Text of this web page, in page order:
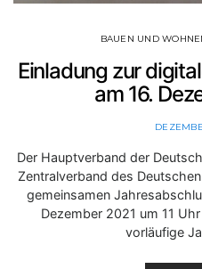
BAUEN UND
Einladung zur
am 16.
Der Hauptverband der
Zentralverband des
gemeinsamen
Dezember 2021 um 11
vorläufige